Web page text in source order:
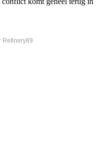
Refinery89